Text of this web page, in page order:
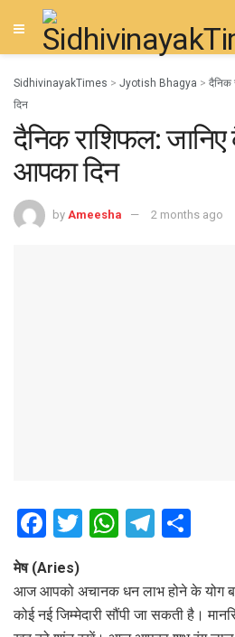
SidhivinayakTimes > Jyotish Bhagya > दैनिक
दिन
दैनिक राशिफल:
आपका दिन
by Ameesha 2 months ago
F
ce
b
T
tt
er
W
at
s
T
e
gr
ar
e
मेष (Aries)
आज आपको अचानक धन लाभ होने के योग
कोई नई जिम्मेदारी सौंपी जा सकती है।